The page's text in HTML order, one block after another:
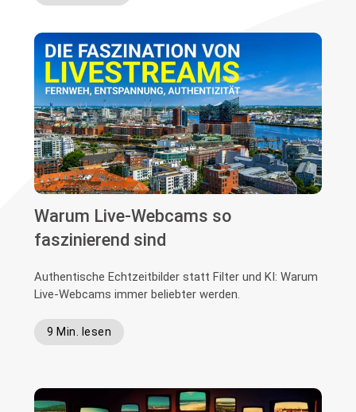
Warum Live-Webcams so
faszinierend sind
Authentische Echtzeitbilder statt Filter und KI: Warum
Live-Webcams immer beliebter werden.
9 Min. lesen